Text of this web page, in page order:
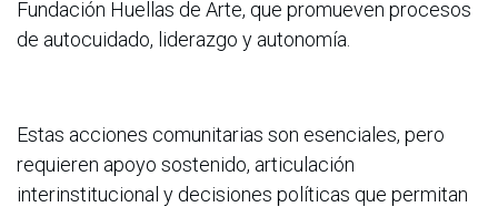
Fundación Huellas de Arte, que promueven procesos
de autocuidado, liderazgo y autonomía.
Estas acciones comunitarias son esenciales, pero
requieren apoyo sostenido, articulación
interinstitucional y decisiones políticas que permitan